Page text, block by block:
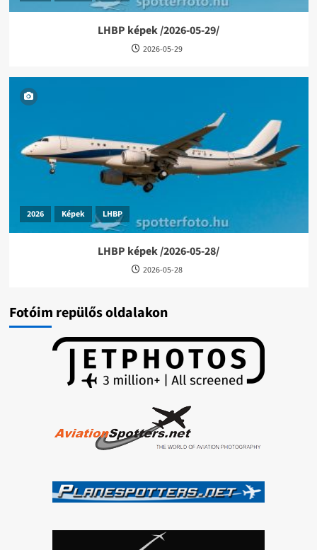
LHBP képek /2026-05-29/
2026-05-29
2026 Képek LHBP
LHBP képek /2026-05-28/
2026-05-28
Fotóim repülős oldalakon